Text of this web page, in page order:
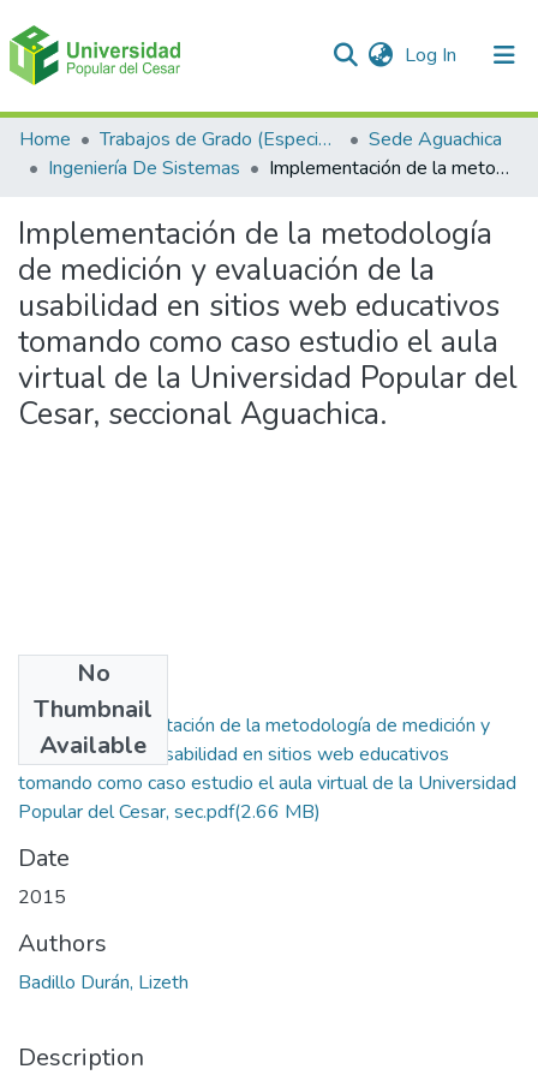
Log In (current)
Communities & Collections
All of DSpace
Statistics
Home Trabajos de Grado (Especializaciones y Pregrados)
Sede Aguachica
Ingeniería De Sistemas
Implementación de la metodología de medición y evaluación de la usabilidad en sitios web educativos tomando como caso estudio el aula virtual de la Universidad Popular del Cesar, seccional Aguachica.
Implementación de la metodología
de medición y evaluación de la
usabilidad en sitios web educativos
tomando como caso estudio el aula
virtual de la Universidad Popular del
Cesar, seccional Aguachica.
No
Thumbnail
Available
Tesis Implementación de la metodología de medición y
evaluación de la usabilidad en sitios web educativos
tomando como caso estudio el aula virtual de la Universidad
Popular del Cesar, sec.pdf(2.66 MB)
Date
2015
Authors
Badillo Durán, Lizeth
Description